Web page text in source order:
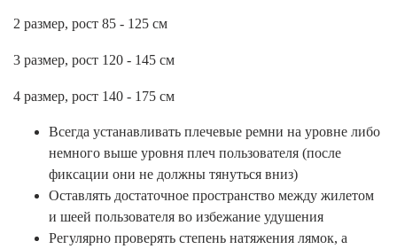
2 размер, рост 85 - 125 см
3 размер, рост 120 - 145 см
4 размер, рост 140 - 175 см
Всегда устанавливать плечевые ремни на уровне либо
немного выше уровня плеч пользователя (после
фиксации они не должны тянуться вниз)
Оставлять достаточное пространство между жилетом
и шеей пользователя во избежание удушения
Регулярно проверять степень натяжения лямок, а